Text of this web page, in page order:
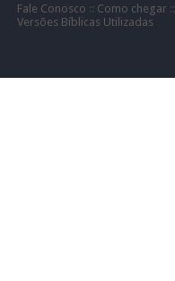
Fale Conosco :: Como chegar::
Versões Bíblicas Utilizadas